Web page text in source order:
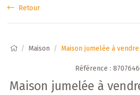
Retour
Maison Maison jumelée à
Référence :
Maison jumelée à